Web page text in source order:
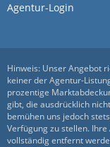
Agentur-Login
Hinweis: Unser Angebot
keiner der Agentur-
prozentige
gibt, die ausdrücklich
bemühen uns jedoch
Verfügung zu stellen.
vollständig entfernt